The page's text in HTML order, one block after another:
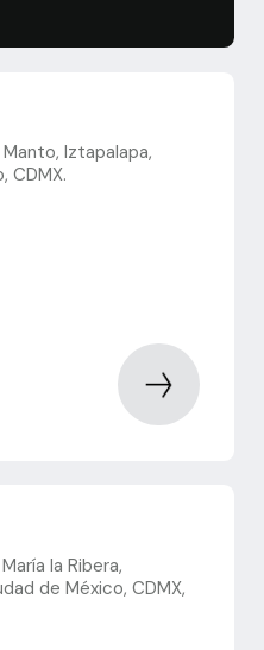
Iztapalapa,
CDMX.
la Ribera,
de México, CDMX,